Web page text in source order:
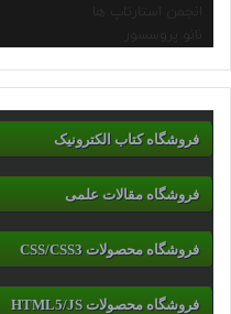
انجمن استارتاپ ها
نانو پروسسور
فروشگاه کتاب الکترونیک
فروشگاه مقالات علمی
فروشگاه محصولات CSS/CSS3
فروشگاه محصولات HTML5/JS